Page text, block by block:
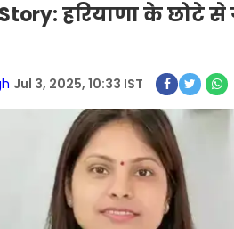
हरियाणा के छोटे
Jul 3, 2025, 10:33 IST